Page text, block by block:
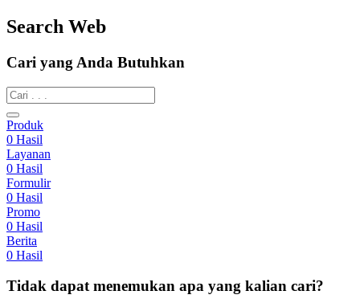
Search Web
Cari yang Anda Butuhkan
Produk
0 Hasil
Layanan
0 Hasil
Formulir
0 Hasil
Promo
0 Hasil
Berita
0 Hasil
Tidak dapat menemukan apa yang kalian cari?